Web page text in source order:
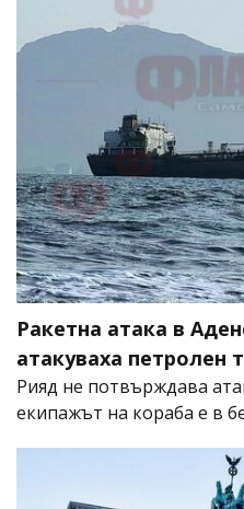
Ракетна атака в
атакуваха петролен
Рияд не потвърждава
екипажът на кораба е в